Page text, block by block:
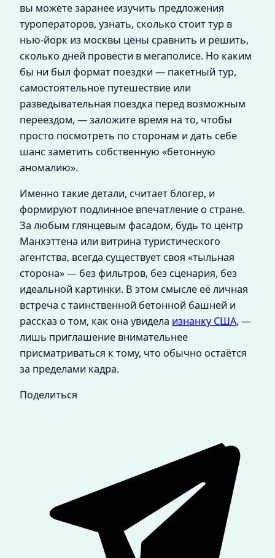
вы можете заранее изучить предложения
туроператоров, узнать, сколько стоит тур в
нью-йорк из москвы цены сравнить и решить,
сколько дней провести в мегаполисе. Но каким
бы ни был формат поездки — пакетный тур,
самостоятельное путешествие или
разведывательная поездка перед возможным
переездом, — заложите время на то, чтобы
просто посмотреть по сторонам и дать себе
шанс заметить собственную «бетонную
аномалию».
Именно такие детали, считает блогер, и
формируют подлинное впечатление о стране.
За любым глянцевым фасадом, будь то центр
Манхэттена или витрина туристического
агентства, всегда существует своя «тыльная
сторона» — без фильтров, без сценария, без
идеальной картинки. В этом смысле её личная
встреча с таинственной бетонной башней и
рассказ о том, как она увидела изнанку США, —
лишь приглашение внимательнее
присматриваться к тому, что обычно остаётся
за пределами кадра.
Поделиться